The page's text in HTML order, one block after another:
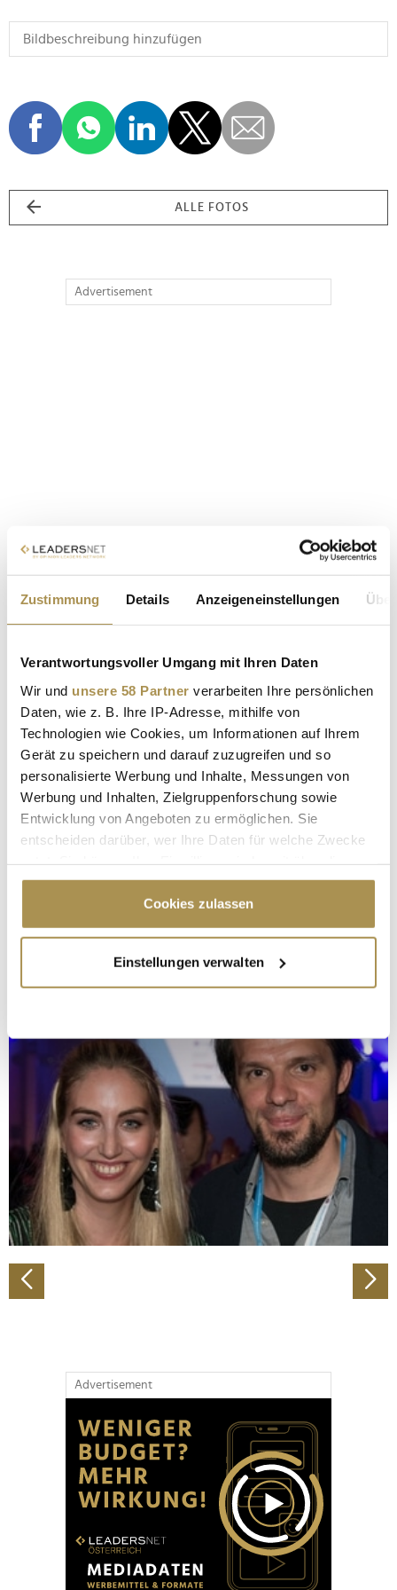
Zustimmung Details Anzeigeneinstellungen
Verantwortungsvoller Umgang mit Ihren Daten
Wir und unsere 58 Partner verarbeiten Ihre persönlichen
Daten, wie z. B. Ihre IP-Adresse, mithilfe von
Technologien wie Cookies, um Informationen auf Ihrem
Gerät zu speichern und darauf zuzugreifen und so
personalisierte Werbung und Inhalte, Messungen von
Werbung und Inhalten, Zielgruppenforschung sowie
Entwicklung von Angeboten zu ermöglichen. Sie
entscheiden darüber, wer Ihre Daten für welche Zwecke
Cookie-Erklärung oder durch Klicken auf das Privacy
Trigger Symbol ändern oder widerrufen
Informationen über Ihre geografische Lage
erfassen, welche bis auf einige Meter genau sein
bestimmten Merkmalen (Fingerprinting) identifizieren
Erfahren Sie mehr darüber, wie Ihre persönlichen Daten
verarbeitet werden, und legen Sie Ihre Präferenzen im
Abschnitt Einzelheitenfest.
Wir verwenden Cookies, um Inhalte und Anzeigen zu
personalisieren, Funktionen für soziale Medien anbieten
zu können und die Zugriffe auf unsere Website zu
analysieren. Außerdem geben wir Informationen zu Ihrer
Verwendung unserer Website an unsere Partner für
soziale Medien, Werbung und Analysen weiter. Unsere
Partner führen diese Informationen möglicherweise mit
Cookies zulassen
Einstellungen verwalten
ALLE FOTOS
Advertisement
Advertisement